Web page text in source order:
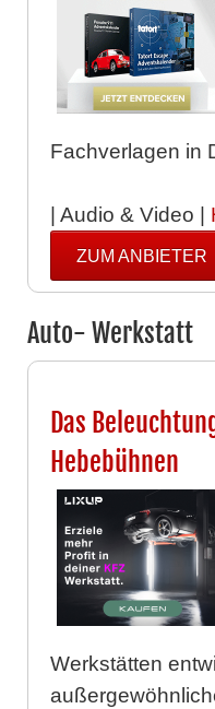
Fachverlagen in
| Audio & Video |
ZUM ANBIETER
Auto- Werkstatt
Das
Hebebühnen
Werkstätten